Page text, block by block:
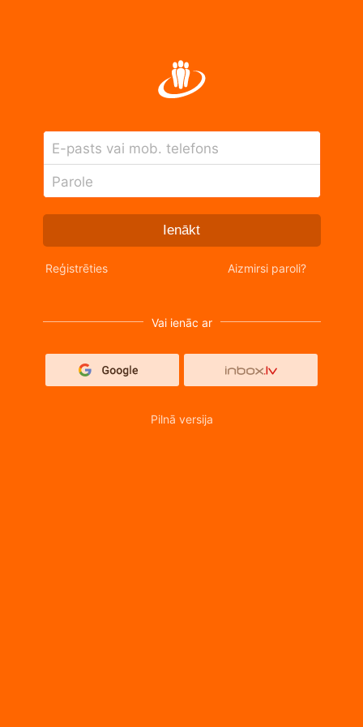
E-pasts vai mob. telefons
Parole
Ienākt
Reģistrēties Aizmirsi paroli?
Vai ienāc ar
Pilnā versija